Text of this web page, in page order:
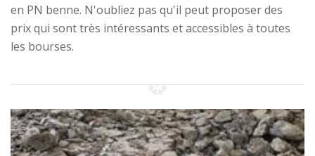
en PN benne. N'oubliez pas qu'il peut proposer des
prix qui sont très intéressants et accessibles à toutes
les bourses.